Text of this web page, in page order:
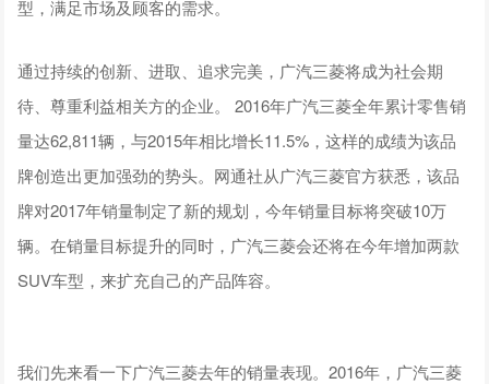
型，满足市场及顾客的需求。
通过持续的创新、进取、追求完美，广汽三菱将成为社会期
待、尊重利益相关方的企业。 2016年广汽三菱全年累计零售销
量达62,811辆，与2015年相比增长11.5%，这样的成绩为该品
牌创造出更加强劲的势头。网通社从广汽三菱官方获悉，该品
牌对2017年销量制定了新的规划，今年销量目标将突破10万
辆。在销量目标提升的同时，广汽三菱会还将在今年增加两款
SUV车型，来扩充自己的产品阵容。
我们先来看一下广汽三菱去年的销量表现。2016年，广汽三菱